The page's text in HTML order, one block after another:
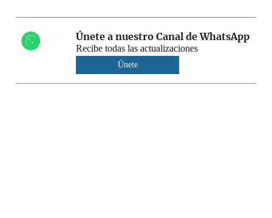
Únete a nuestro Canal de WhatsApp
Recibe todas las actualizaciones
Únete